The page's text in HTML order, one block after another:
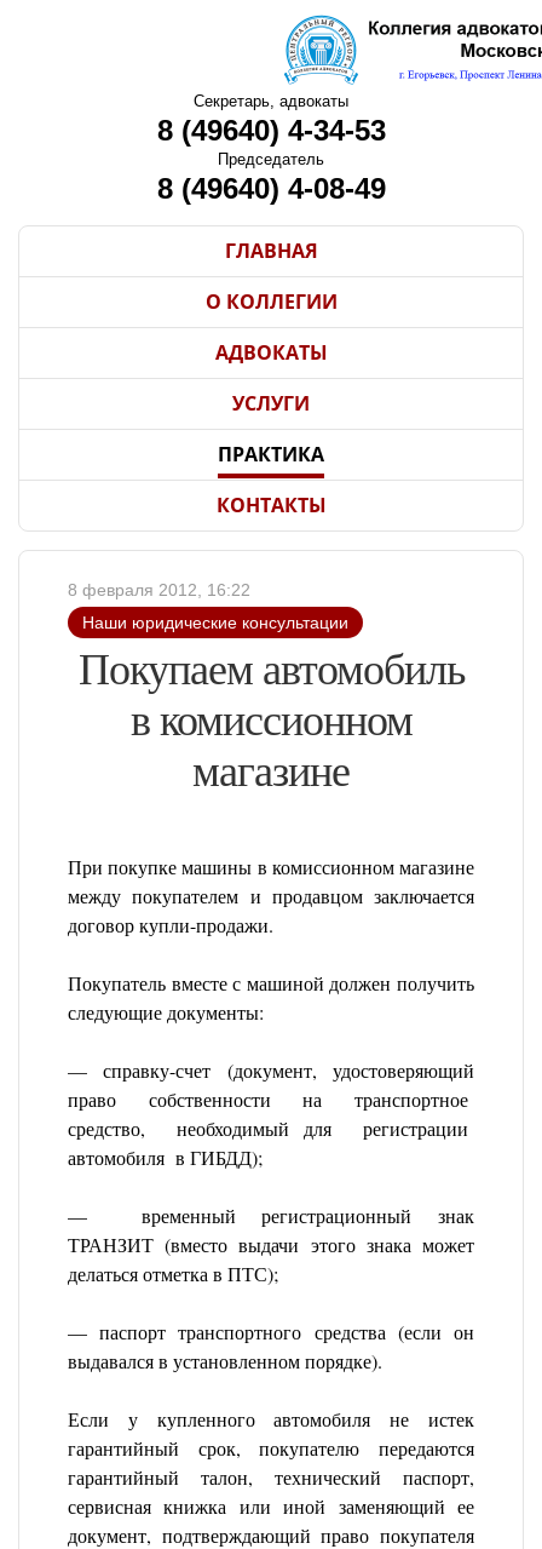
Секретарь, адвокаты
8 (49640) 4-34-53
Председатель
8 (49640) 4-08-49
ГЛАВНАЯ
О КОЛЛЕГИИ
АДВОКАТЫ
УСЛУГИ
ПРАКТИКА
КОНТАКТЫ
8 февраля 2012, 16:22
Наши юридические консультации
Покупаем автомобиль
в комиссионном
магазине
При покупке машины в комиссионном магазине
между покупателем и продавцом заключается
договор купли-продажи.
Покупатель вместе с машиной должен получить
следующие документы:
— справку-счет (документ, удостоверяющий
право собственности на транспортное
средство, необходимый для регистрации
автомобиля в ГИБДД);
— временный регистрационный знак
ТРАНЗИТ (вместо выдачи этого знака может
делаться отметка в ПТС);
— паспорт транспортного средства (если он
выдавался в установленном порядке).
Если у купленного автомобиля не истек
гарантийный срок, покупателю передаются
гарантийный талон, технический паспорт,
сервисная книжка или иной заменяющий ее
документ, подтверждающий право покупателя